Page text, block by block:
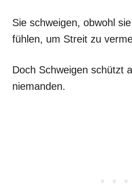
Sie schweigen, obwohl
fühlen, um Streit zu
Doch Schweigen schützt
niemanden.